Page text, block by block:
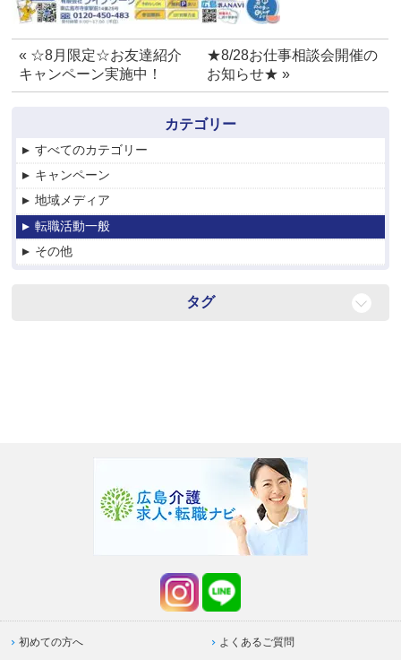
« ☆8月限定☆お友達紹介
キャンペーン実施中！
★8/28お仕事相談会開催の
お知らせ★ »
カテゴリー
すべてのカテゴリー
キャンペーン
地域メディア
転職活動一般
その他
タグ
初めての方へ よくあるご質問